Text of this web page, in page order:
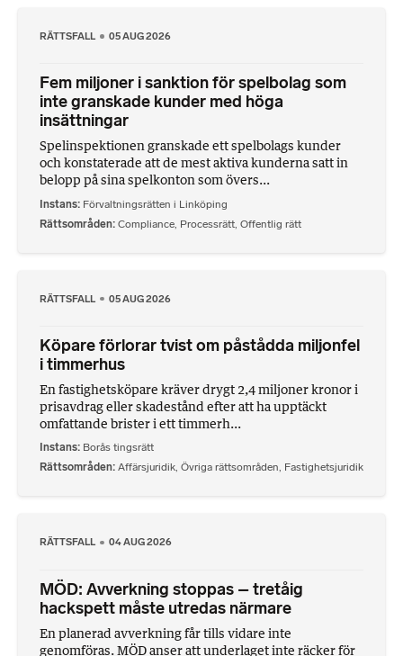
RÄTTSFALL 05 AUG 2026
Fem miljoner i sanktion för spelbolag som
inte granskade kunder med höga
insättningar
Spelinspektionen granskade ett spelbolags kunder
och konstaterade att de mest aktiva kunderna satt in
belopp på sina spelkonton som övers...
Instans Förvaltningsrätten i Linköping
Rättsområden Compliance Processrätt Offentlig rätt
RÄTTSFALL 05 AUG 2026
Köpare förlorar tvist om påstådda miljonfel
i timmerhus
En fastighetsköpare kräver drygt 2,4 miljoner kronor i
prisavdrag eller skadestånd efter att ha upptäckt
omfattande brister i ett timmerh...
Instans Borås tingsrätt
Rättsområden Affärsjuridik, Övriga rättsområden, Fastighetsjuridik
RÄTTSFALL 04 AUG 2026
MÖD: Avverkning stoppas – tretåig
hackspett måste utredas närmare
En planerad avverkning får tills vidare inte
genomföras. MÖD anser att underlaget inte räcker för